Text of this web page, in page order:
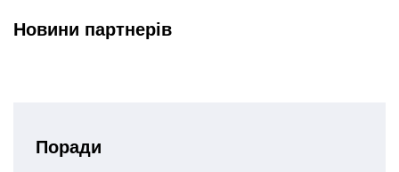
Новини партнерів
Поради